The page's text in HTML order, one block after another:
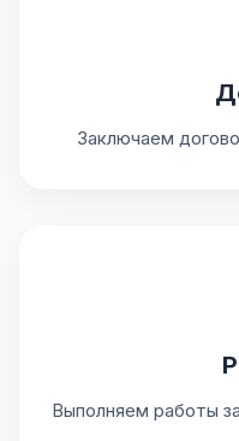
Заключаем
Выполняем работы